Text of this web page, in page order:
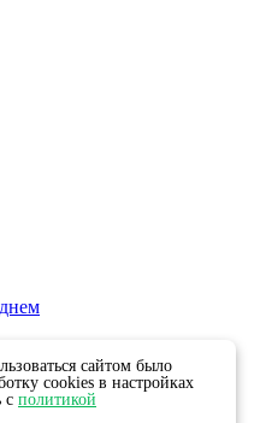
сайтом было
cookies в настройках
с политикой